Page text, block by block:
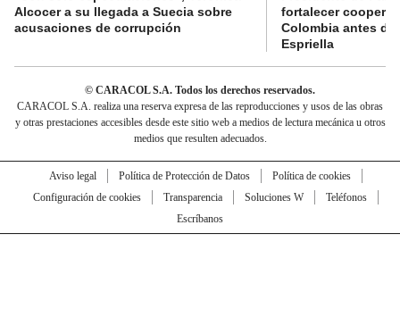
Alcocer a su llegada a Suecia sobre
acusaciones de corrupción
fortalecer
Colombia antes de
Espriella
© CARACOL S.A. Todos los derechos reservados.
CARACOL S.A. realiza una reserva expresa de las reproducciones y usos de las obras
y otras prestaciones accesibles desde este sitio web a medios de lectura mecánica u otros
medios que resulten adecuados.
Aviso legal Política de Protección de Datos
Política de cookies
Configuración de cookies
Transparencia Soluciones W
Teléfonos
Escríbanos